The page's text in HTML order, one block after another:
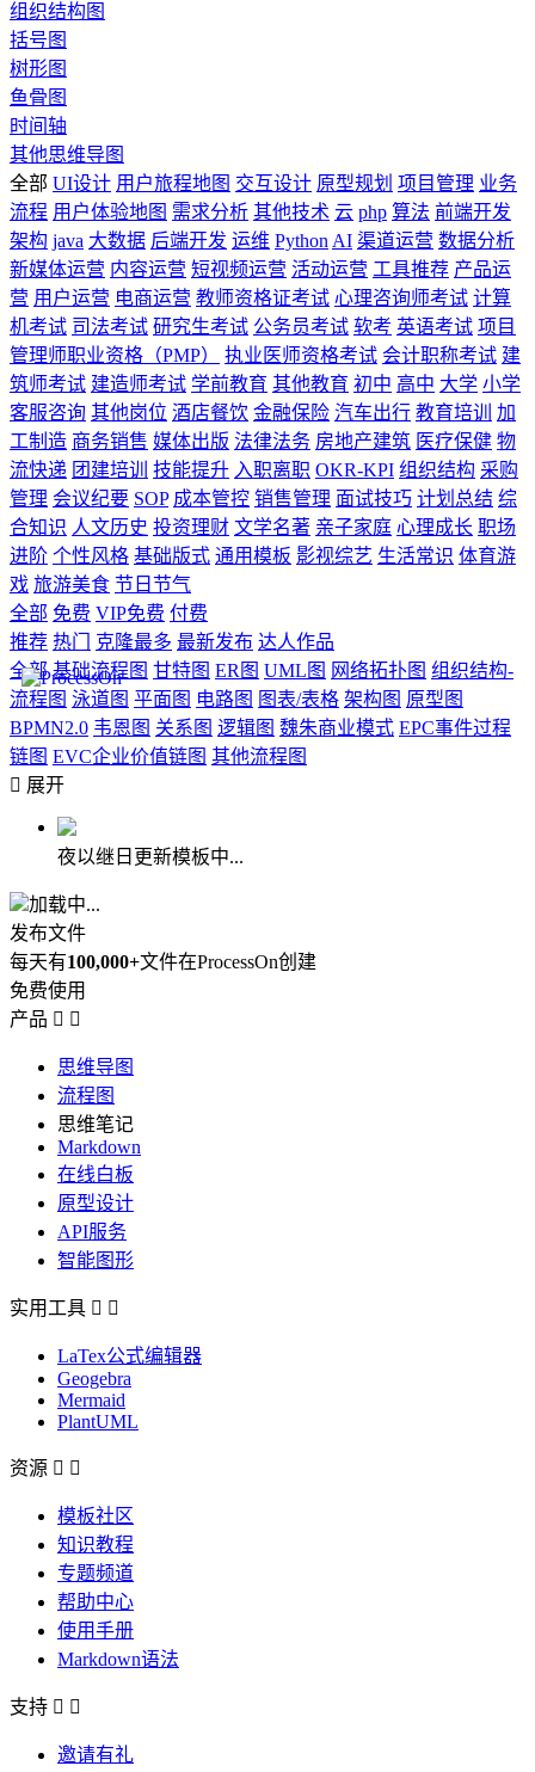
组织结构图
括号图
树形图
鱼骨图
时间轴
其他思维导图
全部 UI设计 用户旅程地图 交互设计 原型规划 项目管理 业务
流程 用户体验地图 需求分析 其他技术 云 php 算法 前端开发
架构 java 大数据 后端开发 运维 Python AI 渠道运营 数据分析
新媒体运营 内容运营 短视频运营 活动运营 工具推荐 产品运
营 用户运营 电商运营 教师资格证考试 心理咨询师考试 计算
机考试 司法考试 研究生考试 公务员考试 软考 英语考试 项目
管理师职业资格（PMP）
执业医师资格考试 会计职称考试 建
筑师考试 建造师考试 学前教育 其他教育 初中 高中 大学 小学
客服咨询 其他岗位 酒店餐饮 金融保险 汽车出行 教育培训
加
工制造 商务销售 媒体出版 法律法务 房地产建筑 医疗保健 物
流快递 团建培训 技能提升 入职离职 OKR-KPI 组织结构 采购
管理 会议纪要 SOP 成本管控 销售管理 面试技巧 计划总结 综
合知识 人文历史 投资理财 文学名著 亲子家庭 心理成长 职场
进阶 个性风格 基础版式 通用模板 影视综艺 生活常识 体育游
戏 旅游美食 节日节气
全部 免费 VIP免费 付费
推荐 热门 克隆最多 最新发布 达人作品
全部 基础流程图 甘特图 ER图 UML图 网络拓扑图 组织结构-
流程图 泳道图 平面图 电路图 图表/表格 架构图 原型图
BPMN2.0 韦恩图 关系图 逻辑图 魏朱商业模式 EPC事件过程
链图 EVC企业价值链图 其他流程图
 展开
夜以继日更新模板中...
加载中...
发布文件
每天有100,000+文件在ProcessOn创建
免费使用
产品  
思维导图
流程图
思维笔记
Markdown
在线白板
原型设计
API服务
智能图形
实用工具  
LaTex公式编辑器
Geogebra
Mermaid
PlantUML
资源  
模板社区
知识教程
专题频道
帮助中心
使用手册
Markdown语法
支持  
邀请有礼